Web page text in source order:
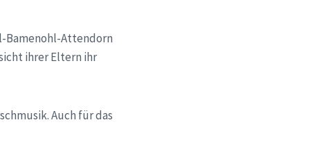
Bamenohl-Attendorn
ihrer Eltern ihr
Auch für das